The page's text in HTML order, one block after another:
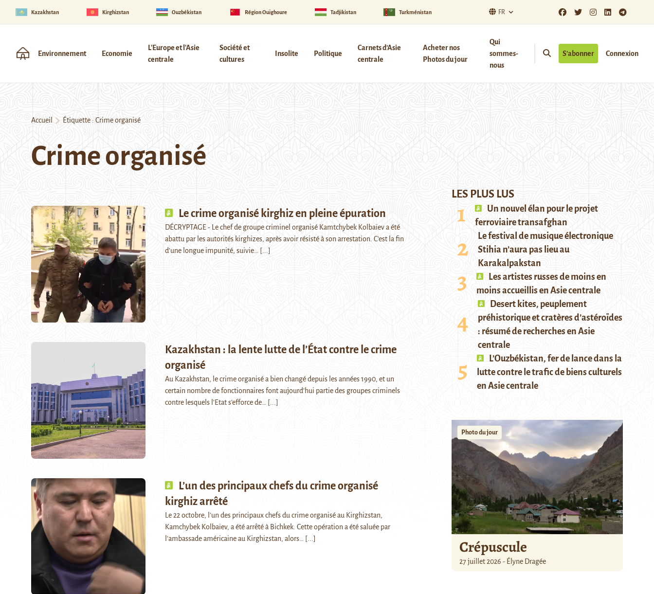
Kazakhstan Kirghizstan Ouzbékistan Région Ouïghoure Tadjikistan Turkménistan FR
Environnement Economie
L'Europe et l'Asie
centrale
Société et
cultures
Insolite Politique
Carnets d’Asie
centrale
Acheter nos
Photos du jour
Qui
sommes-
nous
S’abonner Connexion
Accueil Étiquette : Crime organisé
Crime organisé
Le crime organisé kirghiz en pleine épuration
DÉCRYPTAGE - Le chef de groupe criminel organisé Kamtchybek Kolbaïev a été
abattu par les autorités kirghizes, après avoir résisté à son arrestation. C'est la fin
d’une longue impunité, suivie…
[...]
Kazakhstan : la lente lutte de l’État contre le crime
organisé
Au Kazakhstan, le crime organisé a bien changé depuis les années 1990, et un
certain nombre de fonctionnaires font aujourd’hui partie des groupes criminels
contre lesquels l’Etat s’efforce de…
[...]
L’un des principaux chefs du crime organisé
kirghiz arrêté
Le 22 octobre, l’un des principaux chefs du crime organisé au Kirghizstan,
Kamchybek Kolbaïev, a été arrêté à Bichkek. Cette opération a été saluée par
l’ambassade américaine au Kirghizstan, alors…
[...]
LES PLUS LUS
Un nouvel élan pour le projet
ferroviaire transafghan
Le festival de musique électronique
Stihia n’aura pas lieu au
Karakalpakstan
Les artistes russes de moins en
moins accueillis en Asie centrale
Desert kites, peuplement
préhistorique et cratères d’astéroïdes
: résumé de recherches en Asie
centrale
L’Ouzbékistan, fer de lance dans la
lutte contre le trafic de biens culturels
en Asie centrale
Photo du jour
Crépuscule
27 juillet 2026 - Élyne Dragée